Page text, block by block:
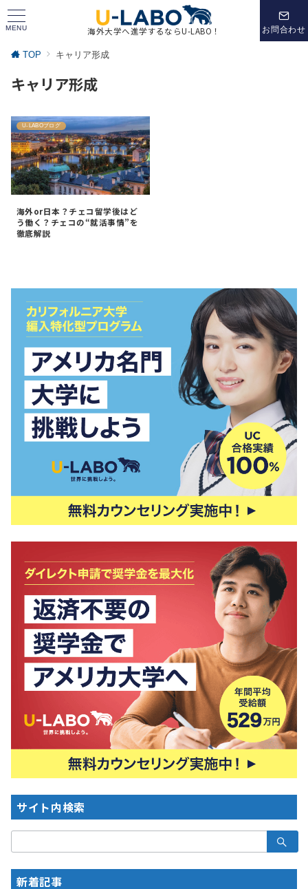
MENU 海外大学へ進学するならU-LABO！ お問合わせ
TOP キャリア形成
キャリア形成
U-LABOブログ
海外or日本？チェコ留学後はど
う働く？チェコの“就活事情”を
徹底解説
サイト内検索
索：
新着記事